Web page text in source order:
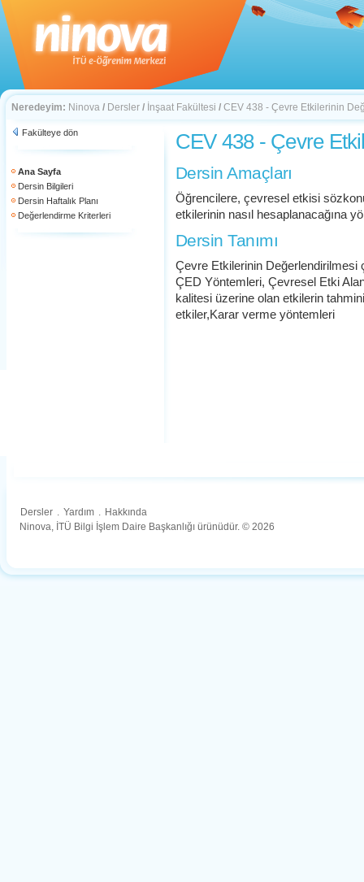
Neredeyim: Ninova / Dersler / İnşaat Fakültesi / CEV 438 - Çevre Etkilerinin
Fakülteye dön
Ana Sayfa
Dersin Bilgileri
Dersin Haftalık Planı
Değerlendirme Kriterleri
CEV 438 - Çevre
Dersin Amaçları
Öğrencilere, çevresel etkisi
etkilerinin nasıl hesaplanacağına
Dersin Tanımı
Çevre Etkilerinin Değerlendirilmesi
ÇED Yöntemleri, Çevresel Etki
kalitesi üzerine olan etkilerin
etkiler,Karar verme yöntemleri
Dersler . Yardım . Hakkında
Ninova, İTÜ Bilgi İşlem Daire Başkanlığı ürünüdür. © 2026